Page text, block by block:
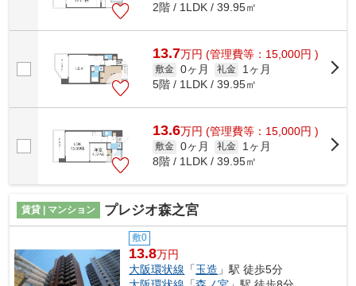
2階 / 1LDK / 39.95㎡
13.7万円 (管理費等：15,000円 )
敷金 0ヶ月 礼金
1ヶ月
5階 / 1LDK / 39.95㎡
13.6万円 (管理費等：15,000円 )
敷金 0ヶ月 礼金
1ヶ月
8階 / 1LDK / 39.95㎡
賃貸 | マンション プレジオ森之宮
敷0
13.8万円
大阪環状線 「玉造 」駅 徒歩5分